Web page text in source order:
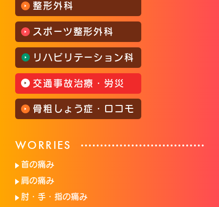
整形外科
スポーツ整形外科
リハビリテーション科
交通事故治療・労災
骨粗しょう症・ロコモ
WORRIES
首の痛み
肩の痛み
肘・手・指の痛み